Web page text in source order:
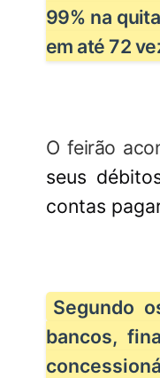
99% na
em até 72
O feirão
seus
contas
Segundo
bancos,